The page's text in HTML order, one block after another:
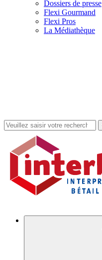
Dossiers de presse
Flexi Gourmand
Flexi Pros
La Médiathèque
Rechercher
dans
site